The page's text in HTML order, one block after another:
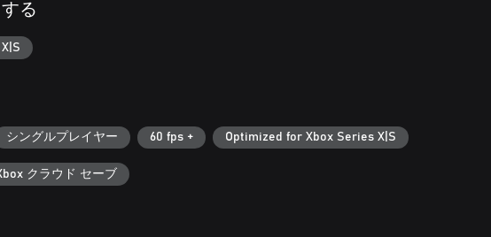
る
シングルプレイヤー 60 fps + Optimized for Xbox Series X|S
クラウド セーブ